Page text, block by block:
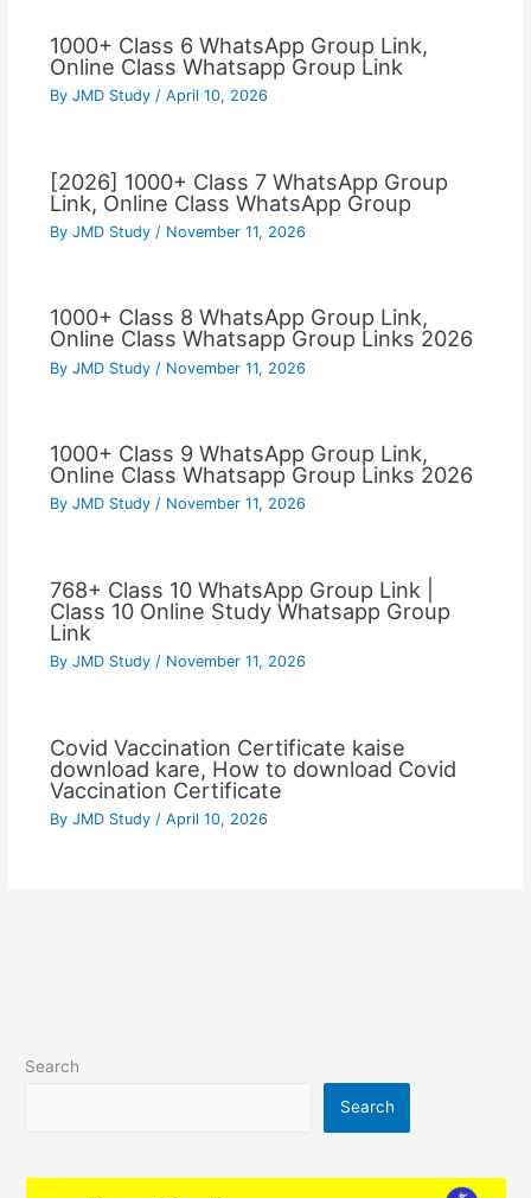
1000+ Class 6 WhatsApp Group Link,
Online Class Whatsapp Group Link
By JMD Study / April 10, 2026
[2026] 1000+ Class 7 WhatsApp Group
Link, Online Class WhatsApp Group
By JMD Study / November 11, 2026
1000+ Class 8 WhatsApp Group Link,
Online Class Whatsapp Group Links 2026
By JMD Study / November 11, 2026
1000+ Class 9 WhatsApp Group Link,
Online Class Whatsapp Group Links 2026
By JMD Study / November 11, 2026
768+ Class 10 WhatsApp Group Link |
Class 10 Online Study Whatsapp Group
Link
By JMD Study / November 11, 2026
Covid Vaccination Certificate kaise
download kare, How to download Covid
Vaccination Certificate
By JMD Study / April 10, 2026
Search
Search